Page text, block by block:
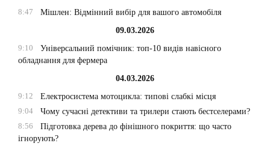
8:47
Мішлен: Відмінний вибір для вашого автомобіля
09.03.2026
9:10
Універсальний помічник: топ-10 видів навісного
обладнання для фермера
04.03.2026
9:12
Електросистема мотоцикла: типові слабкі місця
9:04
Чому сучасні детективи та трилери стають бестселерами?
8:56
Підготовка дерева до фінішного покриття: що часто
ігнорують?